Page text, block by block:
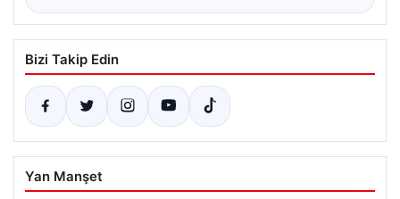
Bizi Takip Edin
Yan Manşet